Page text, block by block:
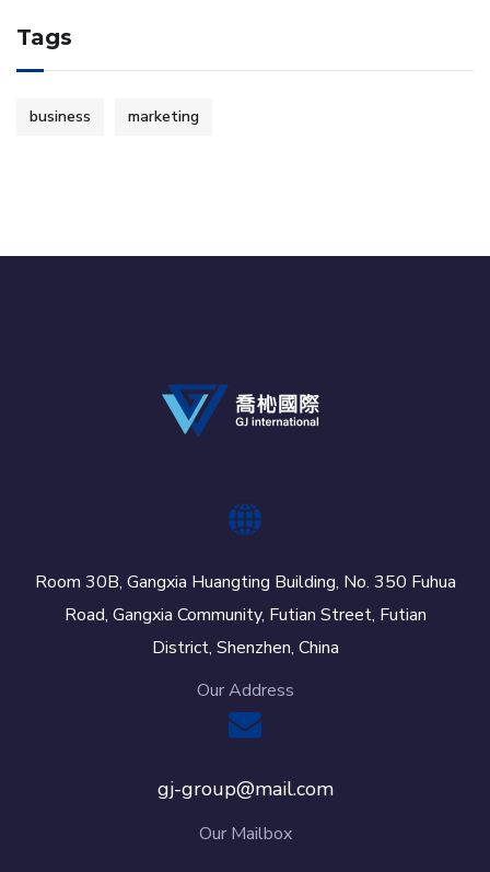
Tags
business marketing
Room 30B, Gangxia Huangting Building, No. 350 Fuhua
Road, Gangxia Community, Futian Street, Futian
District, Shenzhen, China
Our Address
gj-group@mail.com
Our Mailbox